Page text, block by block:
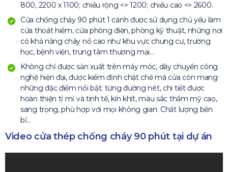
800, 2200 x 1100; chiều rộng <= 1200; chiều cao <= 2600.
Cửa chống cháy 90 phút 1 cánh được sử dụng chủ yếu làm
cửa thoát hiểm, cửa phòng điện, phòng kỹ thuật, những nơi
có khả năng cháy nổ cao như khu vực chung cư, trường
học, bệnh viện, trung tâm thương mại…
Không chỉ được sản xuất trên máy móc, dây chuyền công
nghệ hiện đại, được kiểm định chặt chẽ mà cửa còn mang
những đặc điểm nổi bật: từng đường nét, chi tiết được
hoàn thiện tỉ mỉ và tinh tế, kín khít, màu sắc thẩm mỹ cao,
sang trọng, phù hợp với mọi không gian. Chất lượng bền
bỉ…
Video cửa thép chống cháy 90 phút tại dự án